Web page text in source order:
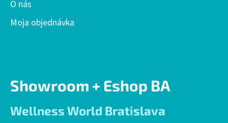
O nás
Moja objednávka
Showroom + Eshop BA
Wellness World Bratislava